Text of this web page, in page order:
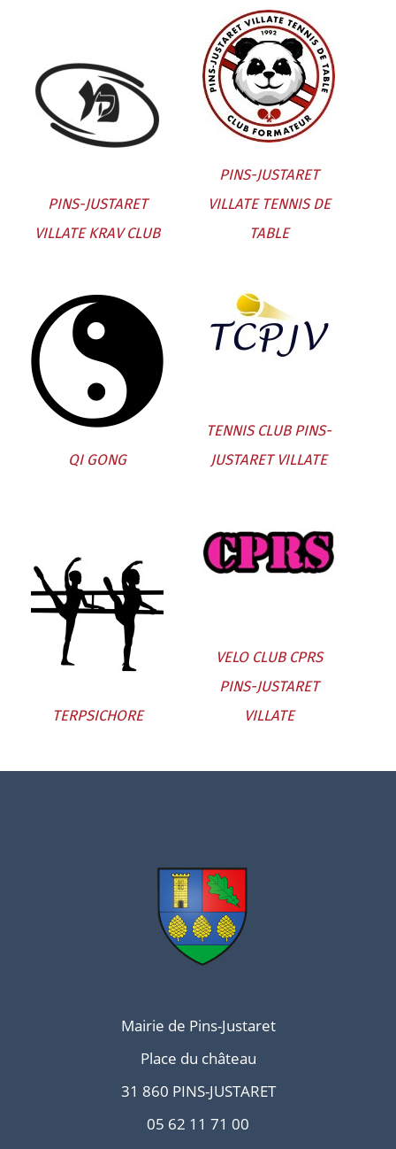
PINS-JUSTARET
VILLATE KRAV CLUB
PINS-JUSTARET
VILLATE TENNIS DE
TABLE
QI GONG
TENNIS CLUB PINS-
JUSTARET VILLATE
TERPSICHORE
VELO CLUB CPRS
PINS-JUSTARET
VILLATE
Mairie de Pins-Justaret
Place du château
31 860 PINS-JUSTARET
05 62 11 71 00